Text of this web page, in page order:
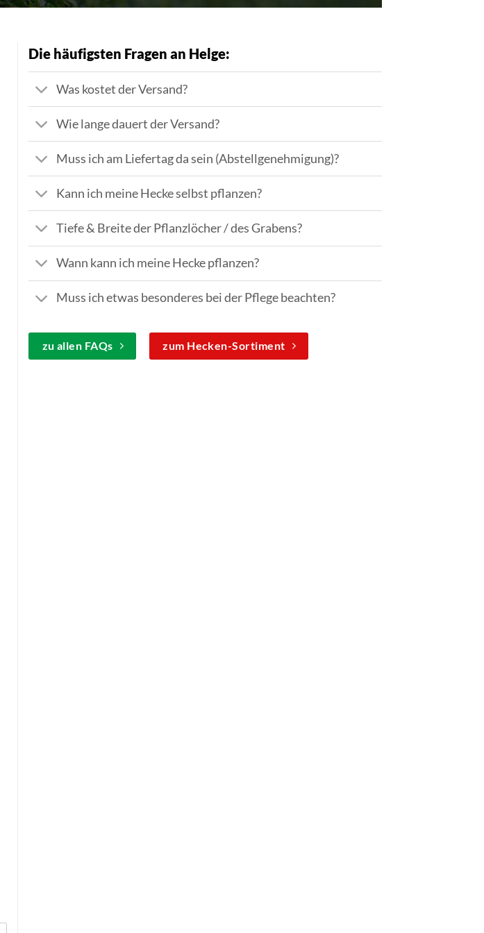
Die häufigsten Fragen an Helge:
Was kostet der Versand?
Wie lange dauert der Versand?
Muss ich am Liefertag da sein (Abstellgenehmigung)?
Kann ich meine Hecke selbst pflanzen?
Tiefe & Breite der Pflanzlöcher / des Grabens?
Wann kann ich meine Hecke pflanzen?
Muss ich etwas besonderes bei der Pflege beachten?
zu allen FAQs zum Hecken-Sortiment